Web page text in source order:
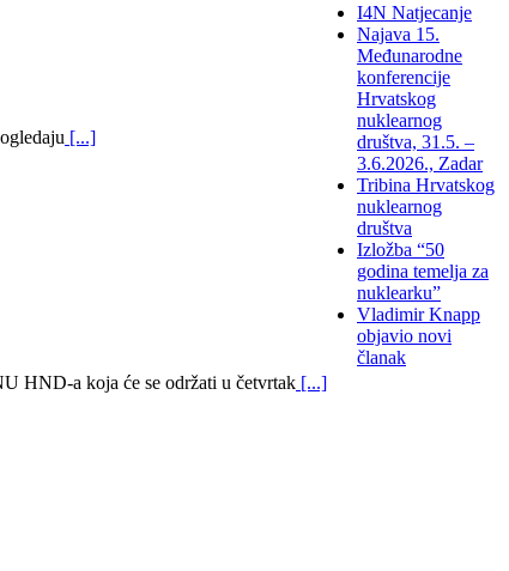
[...]
a koja će se održati u četvrtak [...]
I4N Natjecanje
Najava 15.
Međunarodne
konferencije
Hrvatskog
nuklearnog
društva, 31.5. –
3.6.2026., Zadar
Tribina Hrvatskog
nuklearnog
društva
Izložba “50
godina temelja za
nuklearku”
Vladimir Knapp
objavio novi
članak